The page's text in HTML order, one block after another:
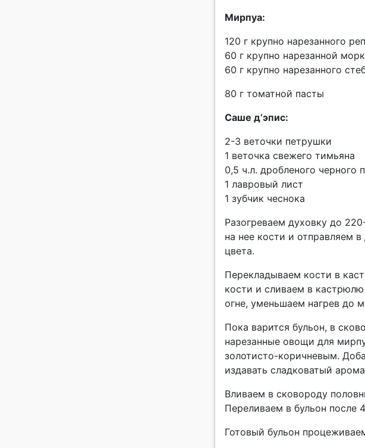
Мирпуа:
120 г крупно нарезанного
60 г крупно нарезанной
60 г крупно нарезанного
80 г томатной пасты
Саше д’эпис:
2-3 веточки петрушки
1 веточка свежего тимьяна
0,5 ч.л. дробленого черного
1 лавровый лист
1 зубчик чеснока
Разогреваем духовку до
на нее кости и отправляем
цвета.
Перекладываем кости в
кости и сливаем в
огне, уменьшаем нагрев до
Пока варится бульон, в
нарезанные овощи для
золотисто-коричневым.
издавать сладковатый
Вливаем в сковороду
Переливаем в бульон после
Готовый бульон